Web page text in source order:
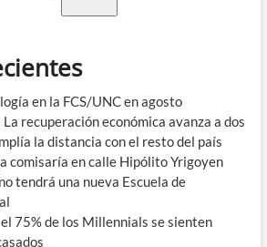
en la FCS/UNC en agosto
recuperación económica avanza a dos
la distancia con el resto del país
comisaría en calle Hipólito Yrigoyen
tendrá una nueva Escuela de
75% de los Millennials se sienten